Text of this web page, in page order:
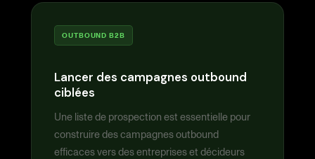
OUTBOUND B2B
Lancer des campagnes outbound
ciblées
Une liste de prospection est essentielle pour
construire des campagnes outbound
efficaces vers des entreprises et décideurs